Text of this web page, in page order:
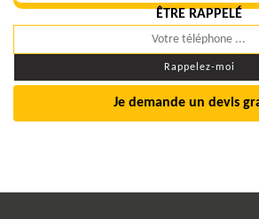
ÊTRE RAPPELÉ
Je demande un devis